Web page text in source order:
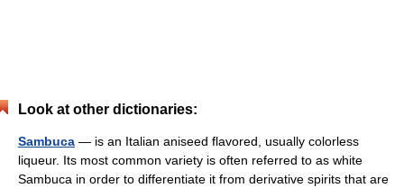
Look at other dictionaries:
Sambuca — is an Italian aniseed flavored, usually colorless
liqueur. Its most common variety is often referred to as white
Sambuca in order to differentiate it from derivative spirits that are